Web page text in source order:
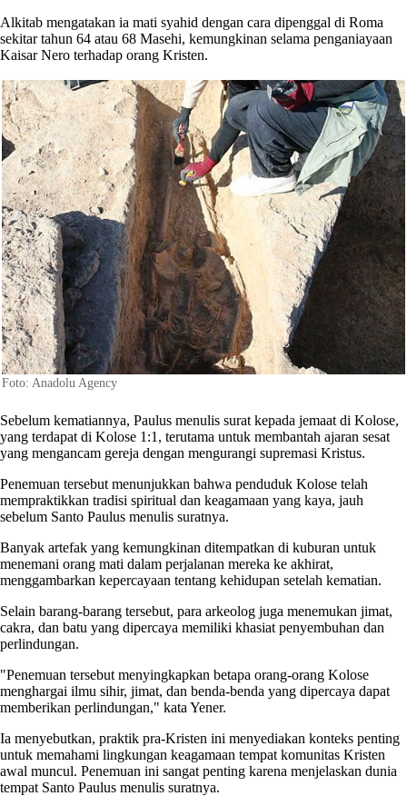
Alkitab mengatakan ia mati syahid dengan cara dipenggal di Roma
sekitar tahun 64 atau 68 Masehi, kemungkinan selama penganiayaan
Kaisar Nero terhadap orang Kristen.
Foto: Anadolu Agency
Sebelum kematiannya, Paulus menulis surat kepada jemaat di Kolose,
yang terdapat di Kolose 1:1, terutama untuk membantah ajaran sesat
yang mengancam gereja dengan mengurangi supremasi Kristus.
Penemuan tersebut menunjukkan bahwa penduduk Kolose telah
mempraktikkan tradisi spiritual dan keagamaan yang kaya, jauh
sebelum Santo Paulus menulis suratnya.
Banyak artefak yang kemungkinan ditempatkan di kuburan untuk
menemani orang mati dalam perjalanan mereka ke akhirat,
menggambarkan kepercayaan tentang kehidupan setelah kematian.
Selain barang-barang tersebut, para arkeolog juga menemukan jimat,
cakra, dan batu yang dipercaya memiliki khasiat penyembuhan dan
perlindungan.
"Penemuan tersebut menyingkapkan betapa orang-orang Kolose
menghargai ilmu sihir, jimat, dan benda-benda yang dipercaya dapat
memberikan perlindungan," kata Yener.
Ia menyebutkan, praktik pra-Kristen ini menyediakan konteks penting
untuk memahami lingkungan keagamaan tempat komunitas Kristen
awal muncul. Penemuan ini sangat penting karena menjelaskan dunia
tempat Santo Paulus menulis suratnya.